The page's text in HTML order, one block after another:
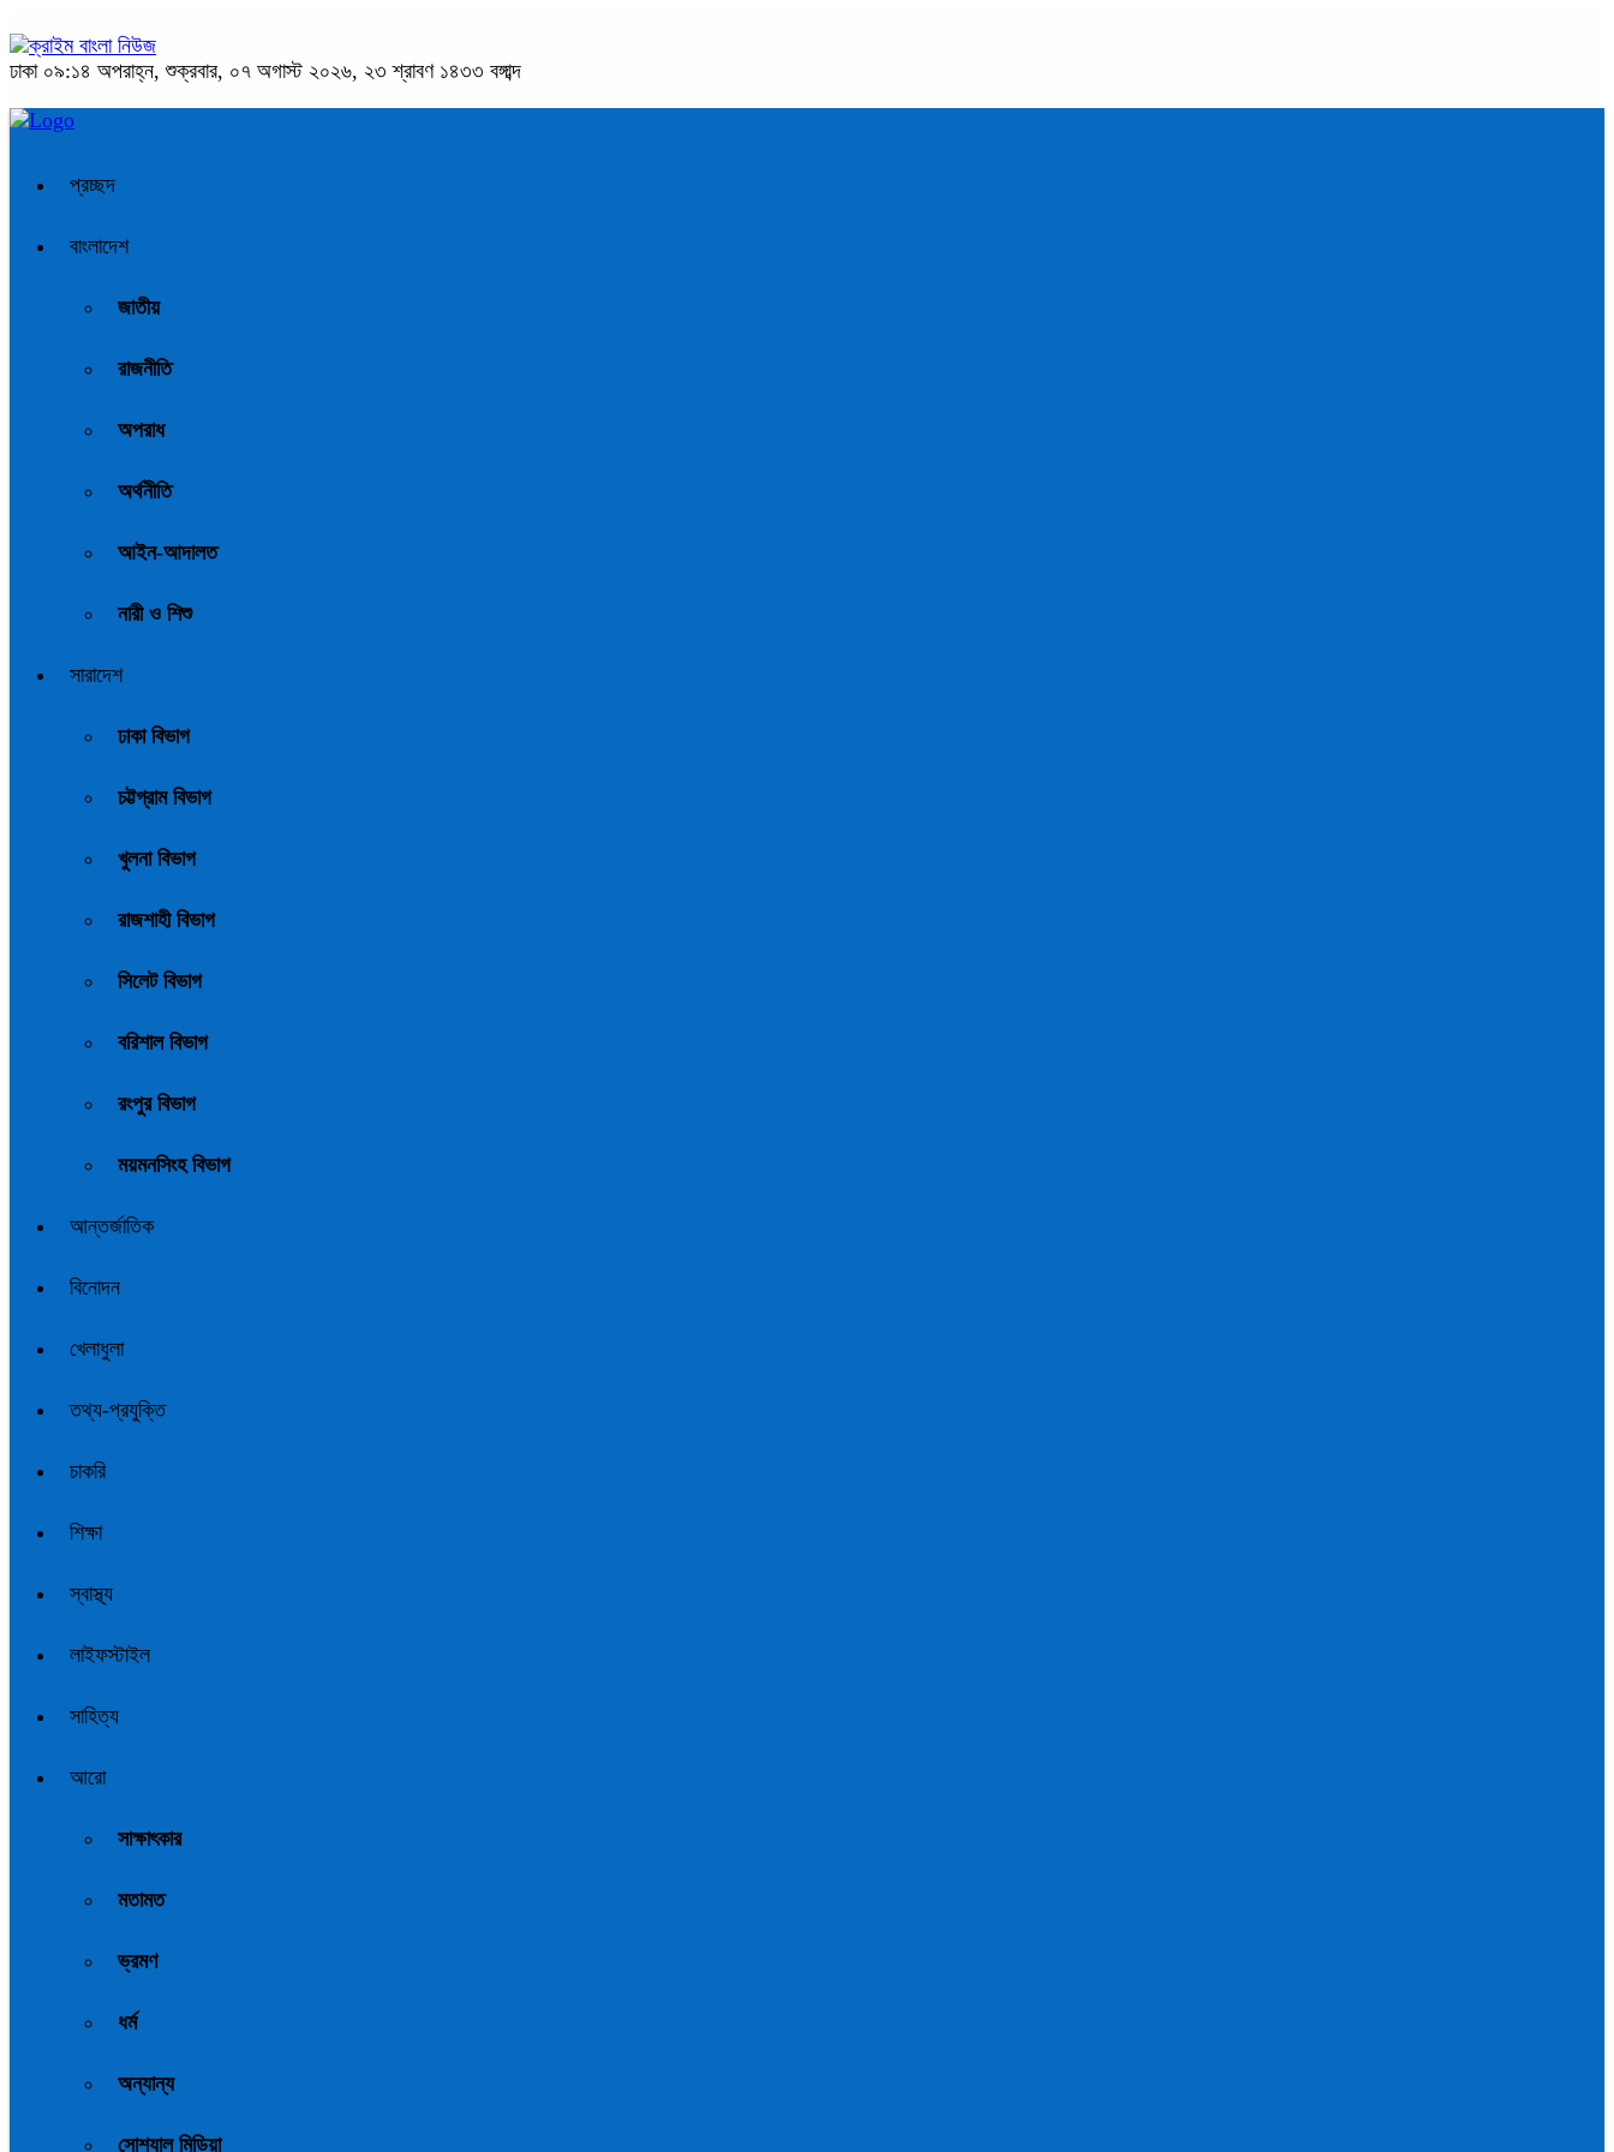
ঢাকা ০৯:১৪ অপরাহ্ন, শুক্রবার, ০৭ অগাস্ট ২০২৬, ২৩ শ্রাবণ ১৪৩৩ বঙ্গাব্দ
প্রচ্ছদ
বাংলাদেশ
জাতীয়
রাজনীতি
অপরাধ
অর্থনীতি
আইন-আদালত
নারী ও শিশু
সারাদেশ
ঢাকা বিভাগ
চট্টগ্রাম বিভাগ
খুলনা বিভাগ
রাজশাহী বিভাগ
সিলেট বিভাগ
বরিশাল বিভাগ
রংপুর বিভাগ
ময়মনসিংহ বিভাগ
আন্তর্জাতিক
বিনোদন
খেলাধুলা
তথ্য-প্রযুক্তি
চাকরি
শিক্ষা
স্বাস্থ্য
লাইফস্টাইল
সাহিত্য
আরো
সাক্ষাৎকার
মতামত
ভ্রমণ
ধর্ম
অন্যান্য
সোশ্যাল মিডিয়া